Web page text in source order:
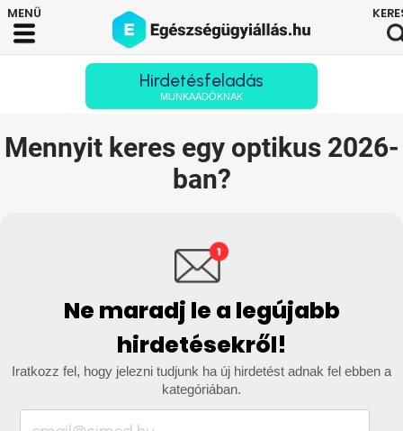
Hirdetésfeladás
MUNKAADÓKNAK
Mennyit keres egy optikus 2026-
ban?
Ne maradj le a legújabb
hirdetésekről!
Iratkozz fel, hogy jelezni tudjunk ha új hirdetést adnak fel ebben a
kategóriában.